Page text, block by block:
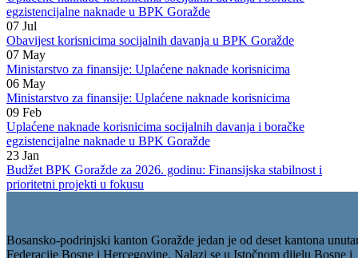
VijestiVidi sve
08 Jul
Uplaćene naknade korisnicima socijalnih davanja i boračke
egzistencijalne naknade u BPK Goražde
07 Jul
Obavijest korisnicima socijalnih davanja u BPK Goražde
07 May
Ministarstvo za finansije: Uplaćene naknade korisnicima
06 May
Ministarstvo za finansije: Uplaćene naknade korisnicima
09 Feb
Uplaćene naknade korisnicima socijalnih davanja i boračke
egzistencijalne naknade u BPK Goražde